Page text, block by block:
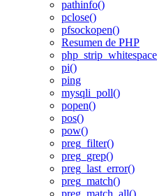
pathinfo()
pclose()
pfsockopen()
Resumen de PHP
pi()
ping
mysqli_poll()
popen()
pos()
pow()
preg_filter()
preg_grep()
preg_last_error()
preg_match()
preg_match_all()